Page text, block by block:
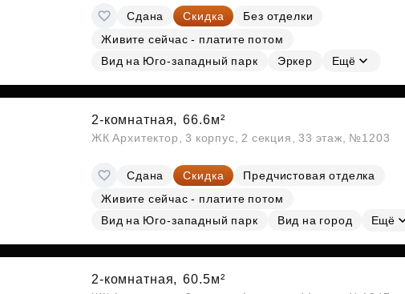
Сдана Скидка
Без отделки
Живите сейчас - платите потом
Вид на Юго-западный парк
Эркер Ещё
2-комнатная, 66.6м²
ЖК Архитектор, 3 корпус, 2 секция, 33 этаж, №1203
Сдана Скидка
Предчистовая отделка
Живите сейчас - платите потом
Вид на Юго-западный парк
Вид на город Ещё
2-комнатная, 60.5м²